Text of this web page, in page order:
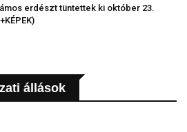
erdészt tüntettek ki október 23.
állások